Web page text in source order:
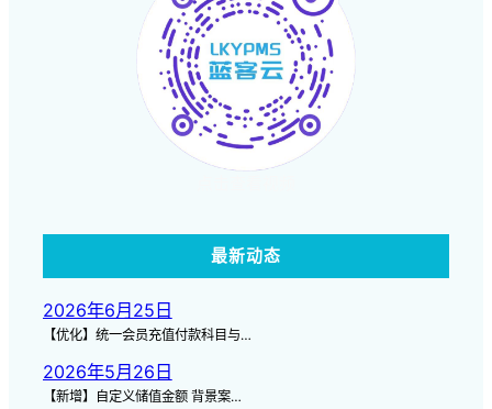
最新动态
2026年6月25日
【优化】统一会员充值付款科目与…
2026年5月26日
【新增】自定义储值金额 背景案…